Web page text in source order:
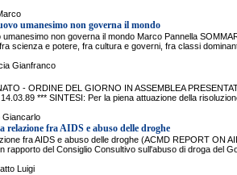
umanesimo non governa il mondo
non governa il mondo Marco Pannella
scienza e potere, fra cultura e governi, fra classi
Gianfranco
- ORDINE DEL GIORNO IN ASSEMBLEA
*** SINTESI: Per la piena attuazione della
Giancarlo
fra AIDS e abuso delle droghe
fra AIDS e abuso delle droghe (ACMD REPORT ON
rapporto del Consiglio Consultivo sull'abuso di droga del
Luigi